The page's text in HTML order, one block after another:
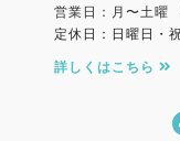
営業日：月〜土
定休日：日曜日・
詳しくはこちら